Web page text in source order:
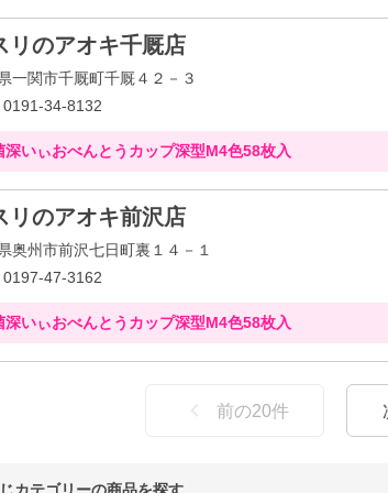
リのアオキ千厩店
一関市千厩町千厩４２－３
0191-34-8132
深いぃおべんとうカップ深型M4色58枚入
リのアオキ前沢店
奥州市前沢七日町裏１４－１
0197-47-3162
深いぃおべんとうカップ深型M4色58枚入
前の20件